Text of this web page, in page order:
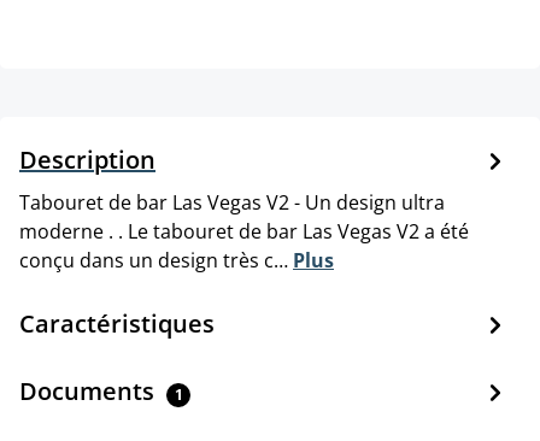
Description
Tabouret de bar Las Vegas V2 - Un design ultra
moderne . . Le tabouret de bar Las Vegas V2 a été
conçu dans un design très c… Plus
Caractéristiques
Documents 1